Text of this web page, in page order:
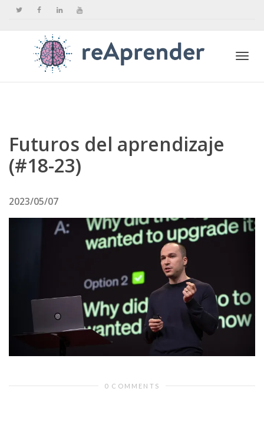
Futuros del aprendizaje
(#18-23)
2023/05/07
0 COMMENTS